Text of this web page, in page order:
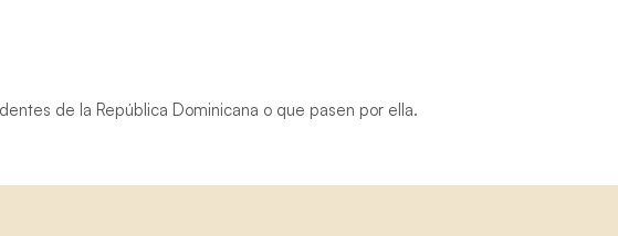
de la República Dominicana o que pasen por ella.